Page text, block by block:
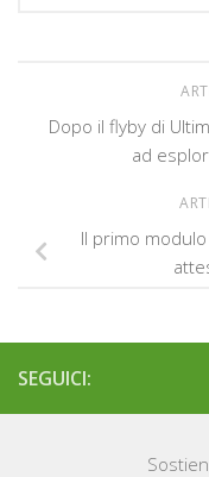
Dopo il flyby di
ad
Il primo
SEGUICI: